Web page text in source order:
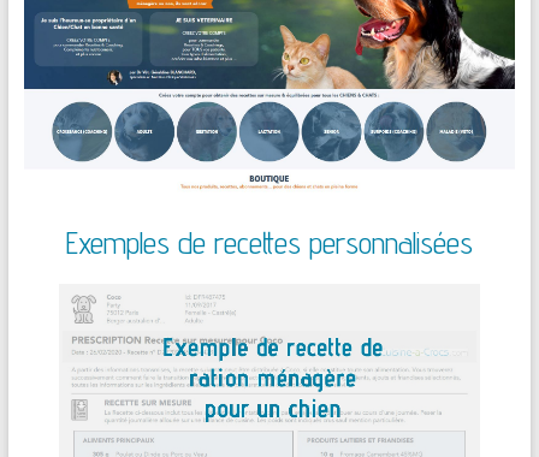
Exemples de recettes personnalisées